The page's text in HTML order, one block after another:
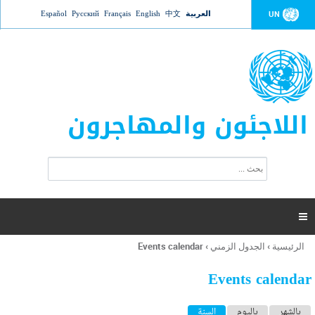
Jump to navigation UN العربية 中文
English
Français
Русский
Español
اللاجئون والمهاجرون
ت
ر
ل
ح
ب

أنت
هنا
الرئيسية › الجدول الزمني ›
Events calendar
Events calendar